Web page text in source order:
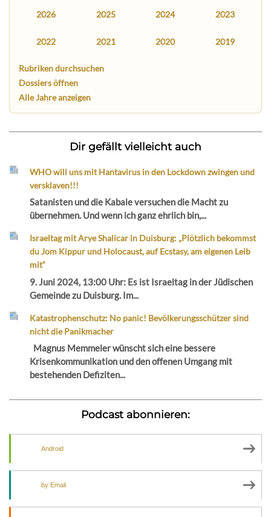
2026 2025 2024 2023
2022 2021 2020 2019
Rubriken durchsuchen
Dossiers öffnen
Alle Jahre anzeigen
Dir gefällt vielleicht auch
WHO will uns mit Hantavirus in den Lockdown zwingen und
versklaven!!!
Satanisten und die Kabale versuchen die Macht zu
übernehmen. Und wenn ich ganz ehrlich bin,...
Israeltag mit Arye Shalicar in Duisburg: „Plötzlich bekommst
du Jom Kippur und Holocaust, auf Ecstasy, am eigenen Leib
mit“
9. Juni 2024, 13:00 Uhr: Es ist Israeltag in der Jüdischen
Gemeinde zu Duisburg. Im...
Katastrophenschutz: No panic! Bevölkerungsschützer sind
nicht die Panikmacher
Magnus Memmeler wünscht sich eine bessere
Krisenkommunikation und den offenen Umgang mit
bestehenden Defiziten...
Podcast abonnieren:
Android
by Email